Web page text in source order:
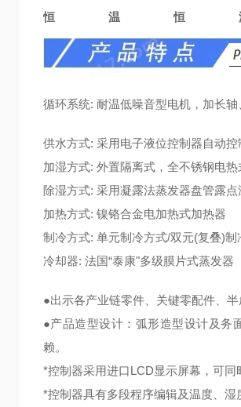
恒温恒
循环系统: 耐温低噪音型电机，加长
供水方式: 采用电子液位控制器自动
加湿方式: 外置隔离式，全不锈钢电
除湿方式: 采用凝露法蒸发器盘管露
加热方式: 镍铬合金电加热式加热器
制冷方式: 单元制冷方式/双元(复叠)制
冷却器: 法国“泰康"多级膜片式蒸发器
●出示各产业链零件、关键零配件、
●产品造型设计：弧形造型设计及务
赖。
*控制器采用进口LCD显示屏幕，可同
*控制器具有多段程序编辑及温度、湿